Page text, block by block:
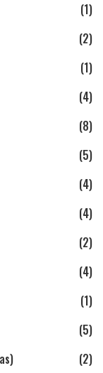
(1)
(2)
(1)
(4)
(8)
(5)
(4)
(4)
(2)
(4)
(1)
(5)
(2)